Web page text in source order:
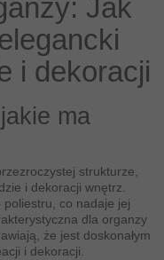
Jak
i dekoracji
ma
strukturze,
i dekoracji wnętrz.
co nadaje jej
dla organzy
że jest doskonałym
i dekoracji.